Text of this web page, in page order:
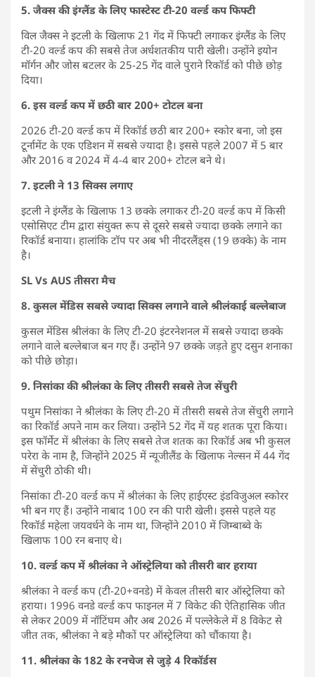
5. जैक्स की इंग्लैंड के लिए फास्टेस्ट टी-20 वर्ल्ड कप फिफ्टी
विल जैक्स ने इटली के खिलाफ 21 गेंद में फिफ्टी लगाकर इंग्लैंड के लिए
टी-20 वर्ल्ड कप की सबसे तेज अर्धशतकीय पारी खेली। उन्होंने इयोन
मॉर्गन और जोस बटलर के 25-25 गेंद वाले पुराने रिकॉर्ड को पीछे छोड़
दिया।
6. इस वर्ल्ड कप में छठी बार 200+ टोटल बना
2026 टी-20 वर्ल्ड कप में रिकॉर्ड छठी बार 200+ स्कोर बना, जो इस
टूर्नामेंट के एक एडिशन में सबसे ज्यादा है। इससे पहले 2007 में 5 बार
और 2016 व 2024 में 4-4 बार 200+ टोटल बने थे।
7. इटली ने 13 सिक्स लगाए
इटली ने इंग्लैंड के खिलाफ 13 छक्के लगाकर टी-20 वर्ल्ड कप में किसी
एसोसिएट टीम द्वारा संयुक्त रूप से दूसरे सबसे ज्यादा छक्के लगाने का
रिकॉर्ड बनाया। हालांकि टॉप पर अब भी नीदरलैंड्स (19 छक्के) के नाम
है।
SL Vs AUS तीसरा मैच
8. कुसल मेंडिस सबसे ज्यादा सिक्स लगाने वाले श्रीलंकाई बल्लेबाज
कुसल मेंडिस श्रीलंका के लिए टी-20 इंटरनेशनल में सबसे ज्यादा छक्के
लगाने वाले बल्लेबाज बन गए हैं। उन्होंने 97 छक्के जड़ते हुए दसुन शनाका
को पीछे छोड़ा।
9. निसांका की श्रीलंका के लिए तीसरी सबसे तेज सेंचुरी
पथुम निसांका ने श्रीलंका के लिए टी-20 में तीसरी सबसे तेज सेंचुरी लगाने
का रिकॉर्ड अपने नाम कर लिया। उन्होंने 52 गेंद में यह शतक पूरा किया।
इस फॉर्मेट में श्रीलंका के लिए सबसे तेज शतक का रिकॉर्ड अब भी कुसल
परेरा के नाम है, जिन्होंने 2025 में न्यूजीलैंड के खिलाफ नेल्सन में 44 गेंद
में सेंचुरी ठोकी थी।
निसांका टी-20 वर्ल्ड कप में श्रीलंका के लिए हाईएस्ट इंडविजुअल स्कोरर
भी बन गए हैं। उन्होंने नाबाद 100 रन की पारी खेली। इससे पहले यह
रिकॉर्ड महेला जयवर्धने के नाम था, जिन्होंने 2010 में जिम्बाब्वे के
खिलाफ 100 रन बनाए थे।
10. वर्ल्ड कप में श्रीलंका ने ऑस्ट्रेलिया को तीसरी बार हराया
श्रीलंका ने वर्ल्ड कप (टी-20+वनडे) में केवल तीसरी बार ऑस्ट्रेलिया को
हराया। 1996 वनडे वर्ल्ड कप फाइनल में 7 विकेट की ऐतिहासिक जीत
से लेकर 2009 में नॉटिंघम और अब 2026 में पल्लेकेले में 8 विकेट से
जीत तक, श्रीलंका ने बड़े मौकों पर ऑस्ट्रेलिया को चौंकाया है।
11. श्रीलंका के 182 के रनचेज से जुड़े 4 रिकॉर्डस